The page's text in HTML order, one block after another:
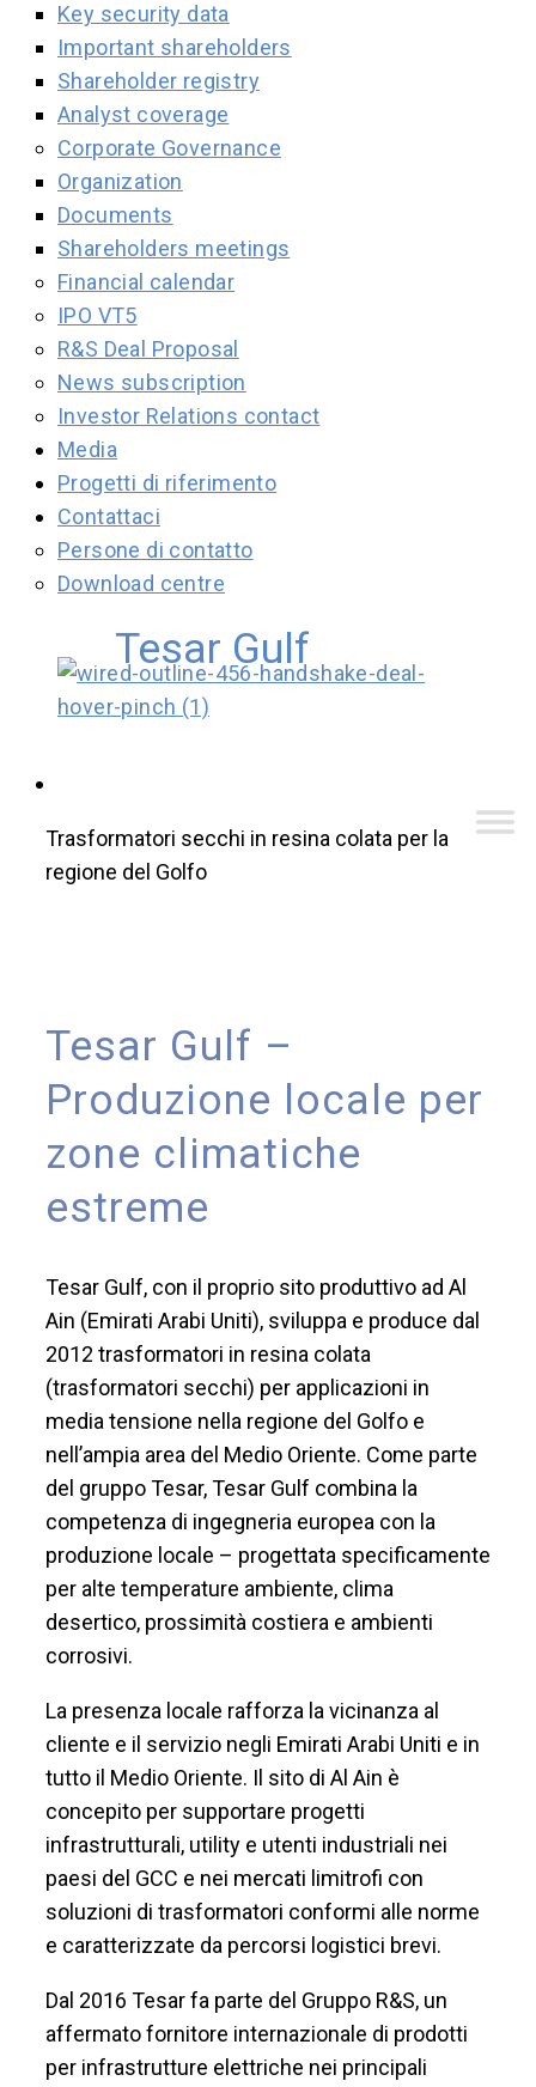
Key security data
Important shareholders
Shareholder registry
Analyst coverage
Corporate Governance
Organization
Documents
Shareholders meetings
Financial calendar
IPO VT5
R&S Deal Proposal
News subscription
Investor Relations contact
Media
Progetti di riferimento
Contattaci
Persone di contatto
Download centre
Tesar Gulf
Tesar Gulf
Trasformatori secchi in resina colata per la
regione del Golfo
Tesar Gulf –
Produzione locale per
zone climatiche
estreme
Tesar Gulf, con il proprio sito produttivo ad Al
Ain (Emirati Arabi Uniti), sviluppa e produce dal
2012 trasformatori in resina colata
(trasformatori secchi) per applicazioni in
media tensione nella regione del Golfo e
nell’ampia area del Medio Oriente. Come parte
del gruppo Tesar, Tesar Gulf combina la
competenza di ingegneria europea con la
produzione locale – progettata specificamente
per alte temperature ambiente, clima
desertico, prossimità costiera e ambienti
corrosivi.
La presenza locale rafforza la vicinanza al
cliente e il servizio negli Emirati Arabi Uniti e in
tutto il Medio Oriente. Il sito di Al Ain è
concepito per supportare progetti
infrastrutturali, utility e utenti industriali nei
paesi del GCC e nei mercati limitrofi con
soluzioni di trasformatori conformi alle norme
e caratterizzate da percorsi logistici brevi.
Dal 2016 Tesar fa parte del Gruppo R&S, un
affermato fornitore internazionale di prodotti
per infrastrutture elettriche nei principali